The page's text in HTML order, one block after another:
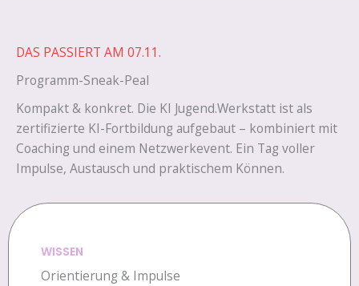
DAS PASSIERT AM 07.11.
Programm-Sneak-Peal
Kompakt & konkret. Die KI Jugend.Werkstatt ist als
zertifizierte KI-Fortbildung aufgebaut – kombiniert mit
Coaching und einem Netzwerkevent. Ein Tag voller
Impulse, Austausch und praktischem Können.
WISSEN
Orientierung & Impulse